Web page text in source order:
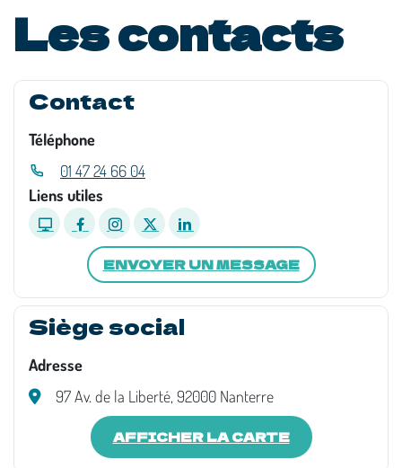
Les contacts
Contact
Téléphone
01 47 24 66 04
Liens utiles
ENVOYER UN MESSAGE
Siège social
Adresse
97 Av. de la Liberté, 92000 Nanterre
AFFICHER LA CARTE